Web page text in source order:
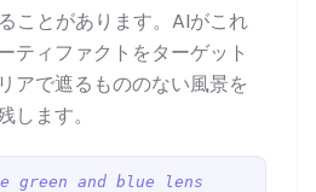
ことがあります。AIがこれ
ティファクトをターゲット
アで遮るもののない風景を
します。
green and blue lens